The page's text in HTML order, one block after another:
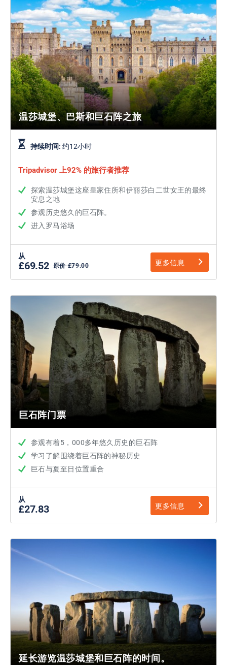
温莎城堡、巴斯和巨石阵之旅
持续时间: 约12小时
Tripadvisor 上92% 的旅行者推荐
探索温莎城堡这座皇家住所和伊丽莎白二世女王的最终
安息之地
参观历史悠久的巨石阵。
进入罗马浴场
从
£69.52 原价 £79.00 更多信息
巨石阵门票
参观有着5，000多年悠久历史的巨石阵
学习了解围绕着巨石阵的神秘历史
巨石与夏至日位置重合
从
£27.83 更多信息
延长游览温莎城堡和巨石阵的时间。